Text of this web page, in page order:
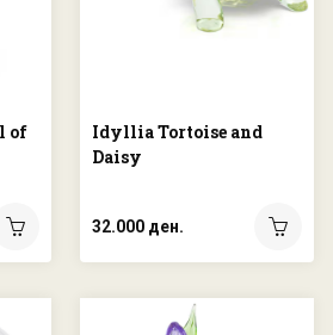
of
Idyllia Tortoise and
Daisy
32.000 ден.